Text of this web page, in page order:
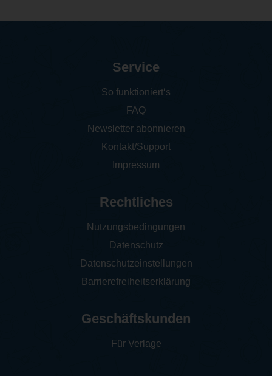
Service
So funktioniert‘s
FAQ
Newsletter abonnieren
Kontakt/Support
Impressum
Rechtliches
Nutzungsbedingungen
Datenschutz
Datenschutzeinstellungen
Barrierefreiheitserklärung
Geschäftskunden
Für Verlage